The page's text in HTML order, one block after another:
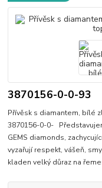
3870156-0-0-93
Přívěsk s diamantem, bílé
3870156-0-0-
GEMS diamonds,
vyzařují respekt, vášeň,
kladen velký důraz na